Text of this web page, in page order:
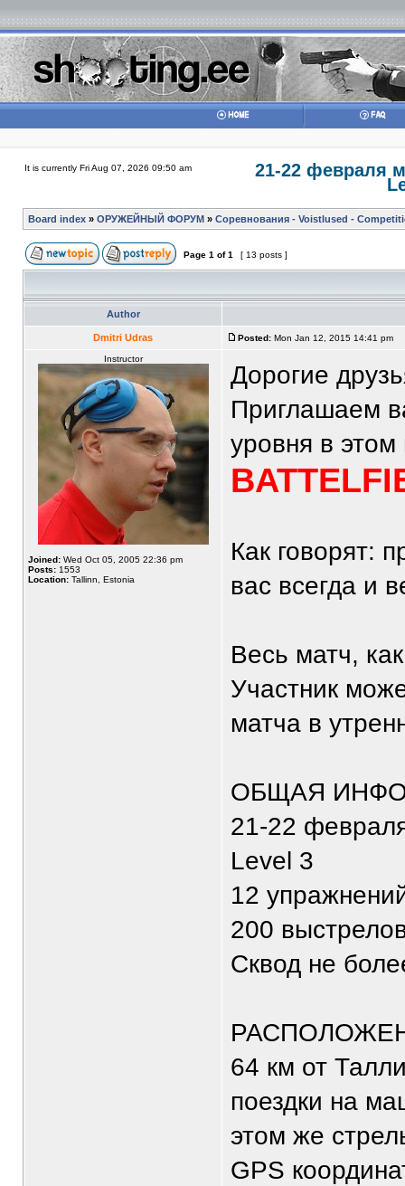
It is currently Fri Aug 07, 2026 09:50 am 21-22 февраля
Board index » ОРУЖЕЙНЫЙ ФОРУМ » Соревнования - Voistlused -
Page 1 of1 [ 13 posts ]
Author
Dmitri Udras Posted: Mon Jan 12, 2015 14:41 pm
Instructor
Joined: Wed Oct 05, 2005 22:36 pm
Posts: 1553
Location: Tallinn, Estonia
Дорогие
Приглашаем
уровня в этом
Как говорят:
вас всегда и
Весь матч,
Участник
матча в
ОБЩАЯ
21-22
Level 3
12
200
Сквод не
64 км от
поездки на
этом же
GPS